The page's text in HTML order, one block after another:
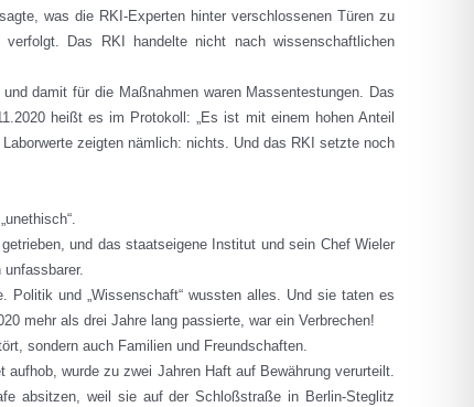
was die RKI-Experten hinter verschlossenen Türen zu
Das RKI handelte nicht nach wissenschaftlichen
damit für die Maßnahmen waren Massentestungen. Das
heißt es im Protokoll: „Es ist mit einem hohen Anteil
zeigten nämlich: nichts. Und das RKI setzte noch
und das staatseigene Institut und sein Chef Wieler
und „Wissenschaft“ wussten alles. Und sie taten es
mehr als drei Jahre lang passierte, war ein Verbrechen!
sondern auch Familien und Freundschaften.
wurde zu zwei Jahren Haft auf Bewährung verurteilt.
absitzen, weil sie auf der Schloßstraße in Berlin-Steglitz